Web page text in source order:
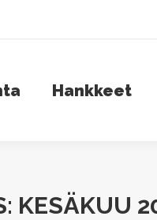
Hankkeet
KESÄKUU